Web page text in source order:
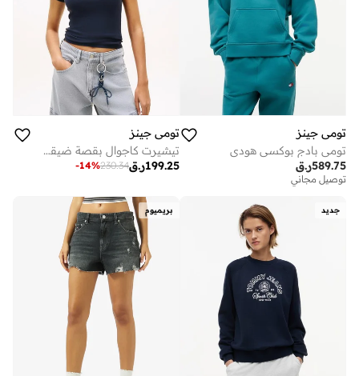
تومي جينز
تومي بادج بوكسي هودي
ر.ق589.75
توصيل مجاني
تومي جينز
تيشيرت كاجوال بقصة ضيقة بستايل الجامعة
ر.ق199.25
230.34
-14%
جديد بريميوم